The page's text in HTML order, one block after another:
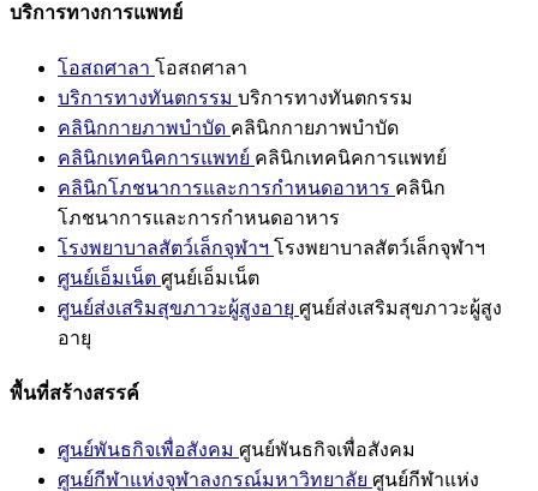
บริการทางการแพทย์
โอสถศาลา โอสถศาลา
บริการทางทันตกรรม บริการทางทันตกรรม
คลินิกกายภาพบำบัด คลินิกกายภาพบำบัด
คลินิกเทคนิคการแพทย์ คลินิกเทคนิคการแพทย์
คลินิกโภชนาการและการกำหนดอาหาร คลินิก
โภชนาการและการกำหนดอาหาร
โรงพยาบาลสัตว์เล็กจุฬาฯ โรงพยาบาลสัตว์เล็กจุฬาฯ
ศูนย์เอ็มเน็ต ศูนย์เอ็มเน็ต
ศูนย์ส่งเสริมสุขภาวะผู้สูงอายุ ศูนย์ส่งเสริมสุขภาวะผู้สูง
อายุ
พื้นที่สร้างสรรค์
ศูนย์พันธกิจเพื่อสังคม ศูนย์พันธกิจเพื่อสังคม
ศูนย์กีฬาแห่งจุฬาลงกรณ์มหาวิทยาลัย ศูนย์กีฬาแห่ง